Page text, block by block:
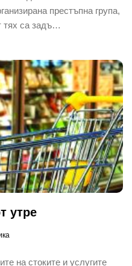
престъпна група,
тях са задъ…
утре
на стоките и услугите